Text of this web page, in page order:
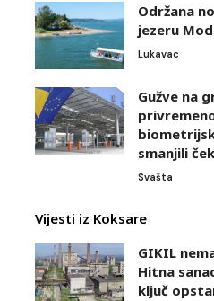
Održana
jezeru
Lukavac
Gužve na
smanjili
Svašta
Vijesti iz Koksare
GIKIL
Hitna
ključ